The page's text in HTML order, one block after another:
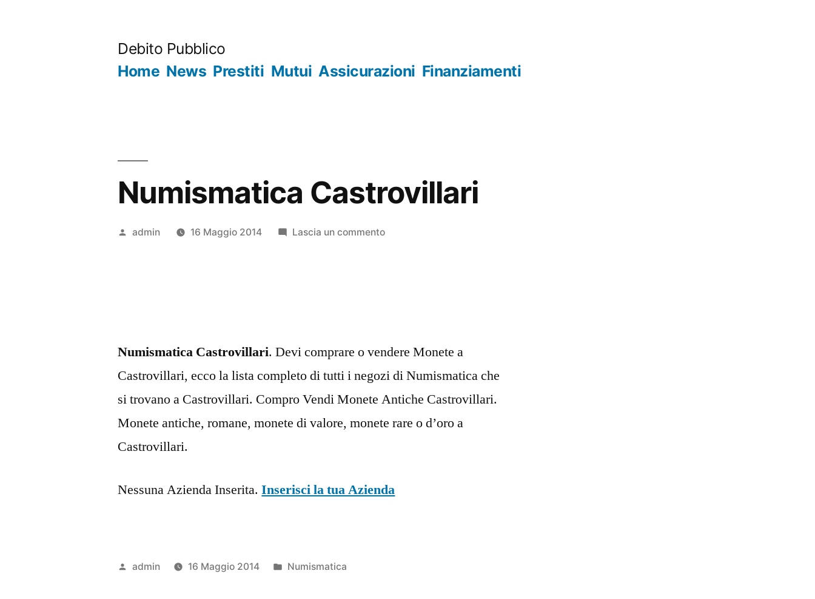
Debito Pubblico
Home News Prestiti Mutui Assicurazioni Finanziamenti
Numismatica Castrovillari
Pubblicato
admin 16 Maggio 2014 Lascia un commentosu
Numismatica Castrovillari. Devi comprare o vendere Monete a
Castrovillari, ecco la lista completo di tutti i negozi di Numismatica che
si trovano a Castrovillari. Compro Vendi Monete Antiche Castrovillari.
Monete antiche, romane, monete di valore, monete rare o d’oro a
Castrovillari.
Nessuna Azienda Inserita. Inserisci la tua Azienda
Pubblicato
admin 16 Maggio 2014
Pubblicato
Numismatica